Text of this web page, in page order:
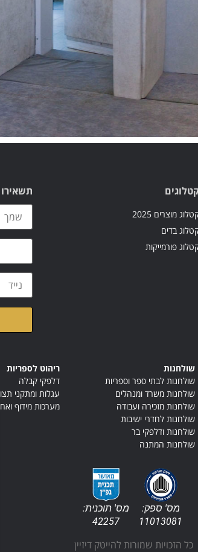
מוצרים 2025
בדים
פורמייקות
שולחנות
שולחנות לבתי ספר וספריות
שולחנות משרד ומנהלים
שולחנות מזכירה ועבודה
שולחנות לחדרי ישיבות
שולחנות ודלפקי בר
שולחנות המתנה
ריהוט לספריות
דלפקי קבלה
עגלות ומתקני
מערכות מידוף
מס' ספק:
11013081
מס' תוכנית:
42257
כל הזכויות שמורות להייטק דיזיין